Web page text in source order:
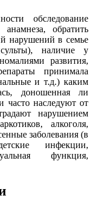
обследование
обратить
нарушений в семье
наличие у
развития,
принимала
и т.д.) каким
доношенная ли
наследуют от
нарушением
алкоголя,
заболевания (в
инфекции,
функция,